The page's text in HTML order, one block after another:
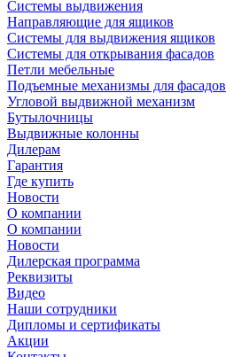
Системы выдвижения
Направляющие для ящиков
Системы для выдвижения ящиков
Системы для открывания фасадов
Петли мебельные
Подъемные механизмы для фасадов
Угловой выдвижной механизм
Бутылочницы
Выдвижные колонны
Дилерам
Гарантия
Где купить
Новости
О компании
О компании
Новости
Дилерская программа
Реквизиты
Видео
Наши сотрудники
Дипломы и сертификаты
Акции